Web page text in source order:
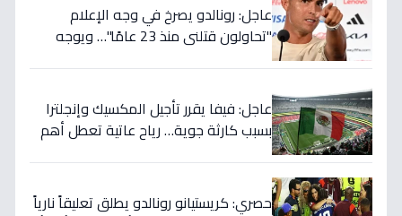
عاجل: رونالدو يصرخ في وجه الإعلام
"تحاولون قتلني منذ 23 عامًا"… ويوجه
عاجل: فيفا يقرر تأجيل المكسيك وإنجلترا
بسبب كارثة جوية… رياح عاتية تعطل أهم
حصري: كريستيانو رونالدو يطلق تعليقاً نارياً